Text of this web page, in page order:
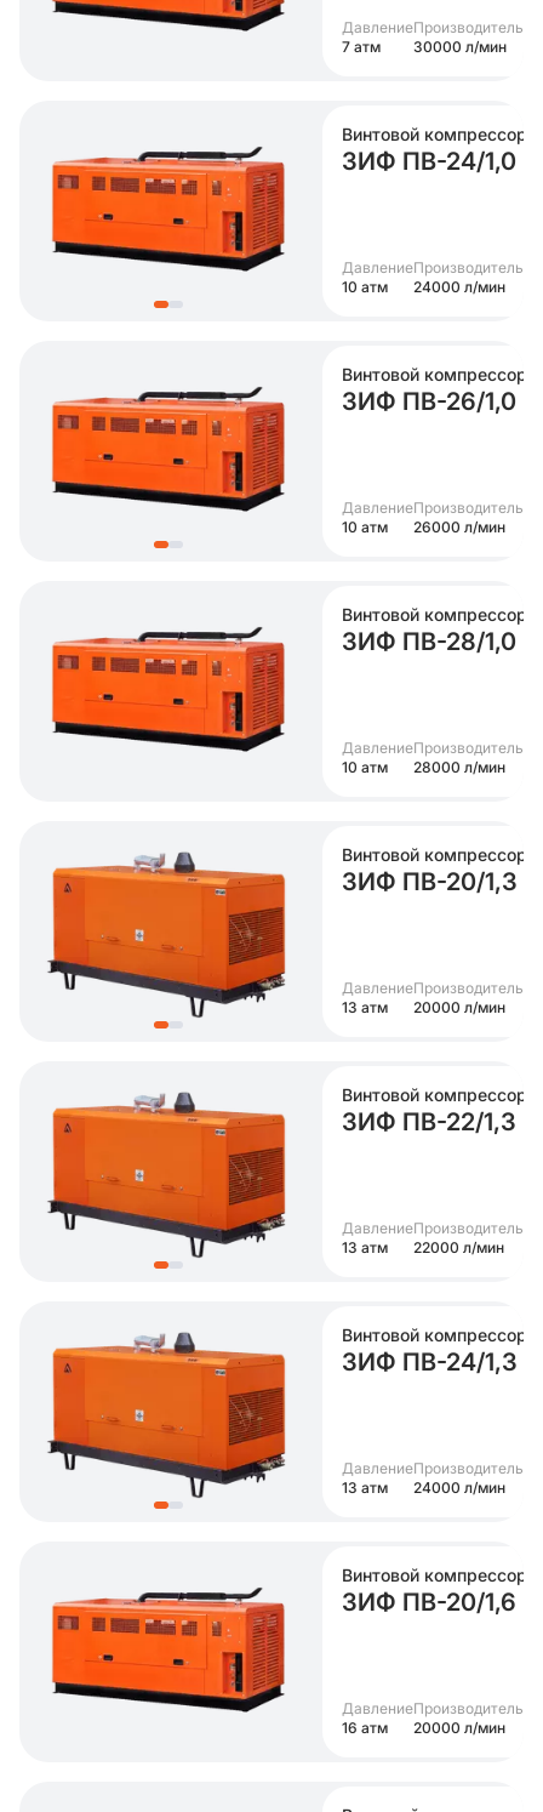
Давление
7 атм
30000 л/мин
Винтовой компрессор
ЗИФ ПВ-24/1,0
Давление
10 атм
24000 л/мин
Винтовой компрессор
ЗИФ ПВ-26/1,0
Давление
10 атм
26000 л/мин
Винтовой компрессор
ЗИФ ПВ-28/1,0
Давление
10 атм
28000 л/мин
Винтовой компрессор
ЗИФ ПВ-20/1,3
Давление
13 атм
20000 л/мин
Винтовой компрессор
ЗИФ ПВ-22/1,3
Давление
13 атм
22000 л/мин
Винтовой компрессор
ЗИФ ПВ-24/1,3
Давление
13 атм
24000 л/мин
Винтовой компрессор
ЗИФ ПВ-20/1,6
Давление
16 атм
20000 л/мин